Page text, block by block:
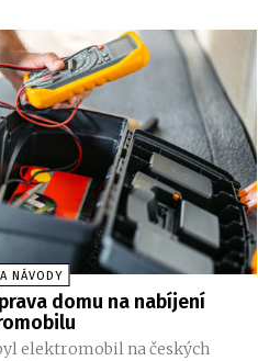
NÁVODY
domu na nabíjení
elektromobil na českých